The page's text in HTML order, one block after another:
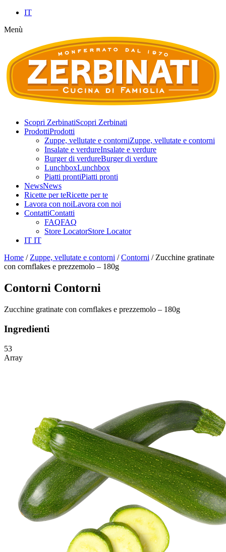
IT
Menù
Scopri ZerbinatiScopri Zerbinati
ProdottiProdotti
Zuppe, vellutate e contorniZuppe, vellutate e contorni
Insalate e verdureInsalate e verdure
Burger di verdureBurger di verdure
LunchboxLunchbox
Piatti prontiPiatti pronti
NewsNews
Ricette per teRicette per te
Lavora con noiLavora con noi
ContattiContatti
FAQFAQ
Store LocatorStore Locator
IT IT
Home / Zuppe, vellutate e contorni /Contorni / Zucchine gratinate
con cornflakes e prezzemolo – 180g
Contorni Contorni
Zucchine gratinate con cornflakes e prezzemolo – 180g
Ingredienti
53
Array